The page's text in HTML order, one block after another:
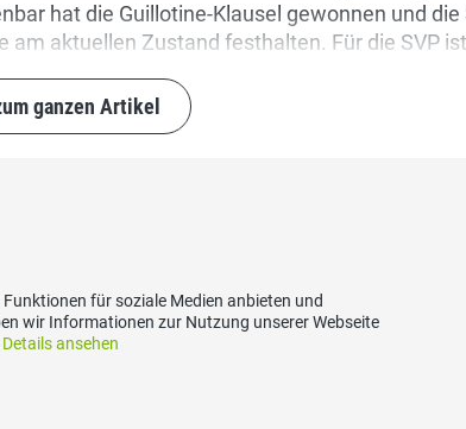
hat die Guillotine-Klausel gewonnen und
am aktuellen Zustand festhalten. Für die SVP
verträglichen Zuwanderung
ganzen Artikel
für soziale Medien anbieten und
wir Informationen zur Nutzung unserer Webseite
Details ansehen